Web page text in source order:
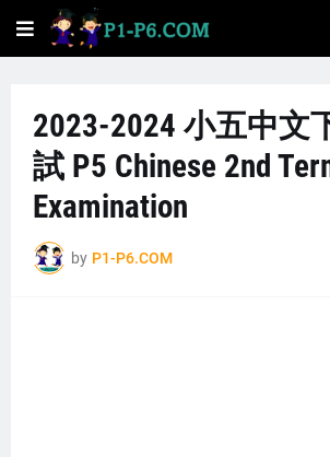
2023-2024 小五中文
試 P5 Chinese 2nd
Examination
by P1-P6.COM